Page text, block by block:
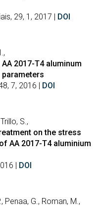
29, 1, 2017 | DOI
2017-T4 aluminum
7, 2016 | DOI
S.,
on the stress
AA 2017-T4 aluminium
| DOI
Penaa, G., Roman, M.,